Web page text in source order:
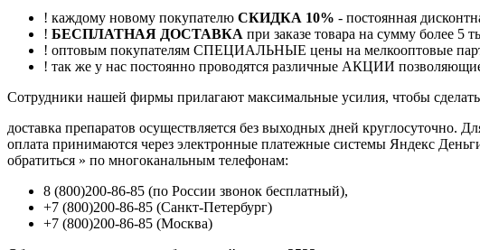
! каждому новому покупателю СКИДКА 10% - постоянная
! БЕСПЛАТНАЯ ДОСТАВКА при заказе товара на сумму более 5
! оптовым покупателям СПЕЦИАЛЬНЫЕ цены на мелкооптовые
! так же у нас постоянно проводятся различные АКЦИИ
Cотрудники нашей фирмы прилагают максимальные усилия, чтобы
доставка препаратов осуществляется без выходных дней круглосуточно.
оплата принимаются через электронные платежные системы Яндекс
обратиться » по многоканальным телефонам:
8 (800)200-86-85 (по России звонок бесплатный),
+7 (800)200-86-85 (Санкт-Петербург)
+7 (800)200-86-85 (Москва)